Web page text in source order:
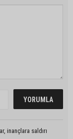
inançlara saldırı